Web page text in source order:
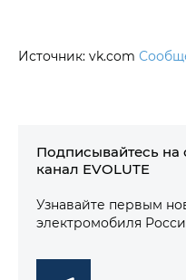
Источник: vk.com
Подписывайтесь
канал EVOLUTE
Узнавайте первым
электромобиля